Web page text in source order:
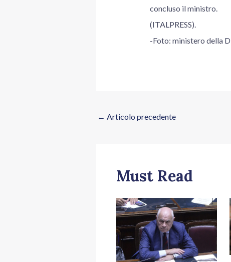
concluso il ministro.
(ITALPRESS).
-Foto: ministero della
← Articolo precedente
Must Read